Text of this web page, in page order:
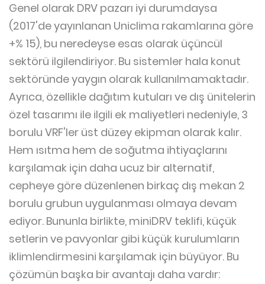
Genel olarak DRV pazarı iyi durumdaysa
(2017'de yayınlanan Uniclima rakamlarına göre
+% 15), bu neredeyse esas olarak üçüncül
sektörü ilgilendiriyor. Bu sistemler hala konut
sektöründe yaygın olarak kullanılmamaktadır.
Ayrıca, özellikle dağıtım kutuları ve dış ünitelerin
özel tasarımı ile ilgili ek maliyetleri nedeniyle, 3
borulu VRF'ler üst düzey ekipman olarak kalır.
Hem ısıtma hem de soğutma ihtiyaçlarını
karşılamak için daha ucuz bir alternatif,
cepheye göre düzenlenen birkaç dış mekan 2
borulu grubun uygulanması olmaya devam
ediyor. Bununla birlikte, miniDRV teklifi, küçük
setlerin ve pavyonlar gibi küçük kurulumların
iklimlendirmesini karşılamak için büyüyor. Bu
çözümün başka bir avantajı daha vardır: